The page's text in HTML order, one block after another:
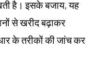
है। इसके बजाय, यह
से खरीद बढ़ाकर
के तरीकों की जांच कर